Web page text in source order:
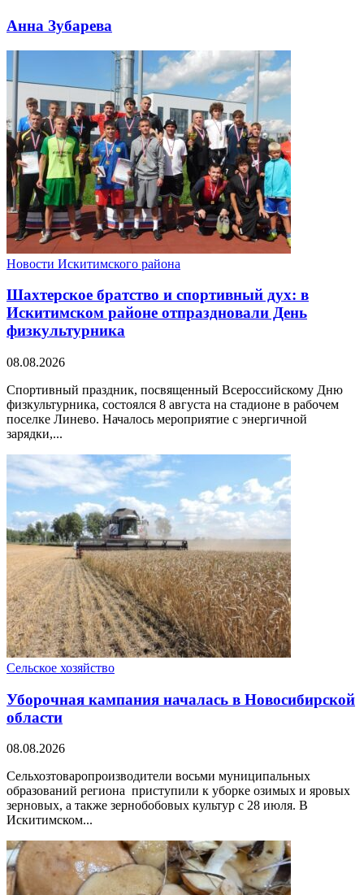
Анна Зубарева
Новости Искитимского района
Шахтерское братство и спортивный дух: в
Искитимском районе отпраздновали День
физкультурника
08.08.2026
Спортивный праздник, посвященный Всероссийскому Дню
физкультурника, состоялся 8 августа на стадионе в рабочем
поселке Линево. Началось мероприятие с энергичной
зарядки,...
Сельское хозяйство
Уборочная кампания началась в Новосибирской
области
08.08.2026
Сельхозтоваропроизводители восьми муниципальных
образований региона приступили к уборке озимых и яровых
зерновых, а также зернобобовых культур с 28 июля. В
Искитимском...